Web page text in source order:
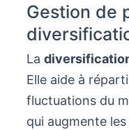
Gestion de
La
Elle aide à
fluctuations du
qui augmente